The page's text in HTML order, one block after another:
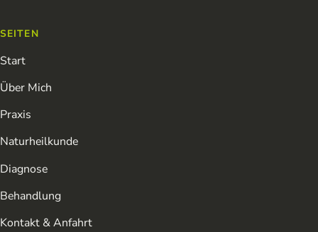
SEITEN
Start
Über Mich
Praxis
Naturheilkunde
Diagnose
Behandlung
Kontakt & Anfahrt